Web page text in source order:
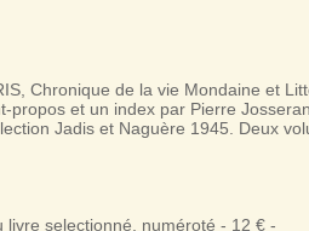
Chronique de la vie Mondaine et
propos et un index par Pierre
Jadis et Naguère 1945. Deux
livre selectionné, numéroté - 12 € -